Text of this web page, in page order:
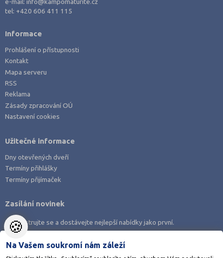
tel: +420 606 411 115
Informace
Prohlášení o přístupnosti
Kontakt
Mapa serveru
RSS
Reklama
Zásady zpracování OÚ
Nastavení cookies
Užitečné informace
Dny otevřených dveří
Termíny přihlášky
Termíny přijímaček
Zasílání novinek
Zaregistrujte se a dostávejte nejlepší nabídky jako první.
🍪
Na Vašem soukromí nám záleží